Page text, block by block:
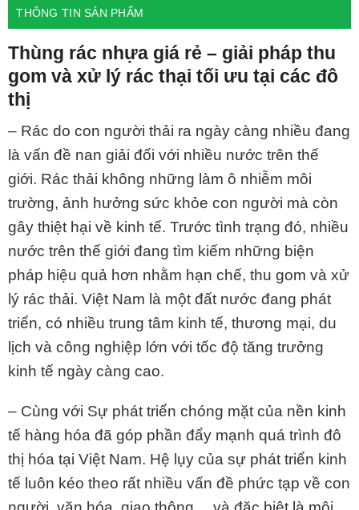
THÔNG TIN SẢN PHẨM
Thùng rác nhựa giá rẻ – giải pháp thu
gom và xử lý rác thại tối ưu tại các đô
thị
– Rác do con người thải ra ngày càng nhiều đang
là vấn đề nan giải đối với nhiều nước trên thế
giới. Rác thải không những làm ô nhiễm môi
trường, ảnh hưởng sức khỏe con người mà còn
gây thiệt hại về kinh tế. Trước tình trạng đó, nhiều
nước trên thế giới đang tìm kiếm những biện
pháp hiệu quả hơn nhằm hạn chế, thu gom và xử
lý rác thải. Việt Nam là một đất nước đang phát
triển, có nhiều trung tâm kinh tế, thương mại, du
lịch và công nghiệp lớn với tốc độ tăng trưởng
kinh tế ngày càng cao.
– Cùng với Sự phát triển chóng mặt của nền kinh
tế hàng hóa đã góp phần đẩy mạnh quá trình đô
thị hóa tại Việt Nam. Hệ lụy của sự phát triển kinh
tế luôn kéo theo rất nhiều vấn đề phức tạp về con